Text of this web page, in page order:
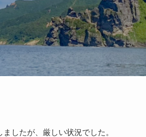
したが、厳しい状況でした。